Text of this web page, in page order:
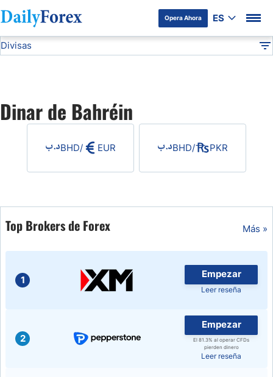
Opera Ahora ES
Divulgación del Anunciante
Divisas
USD/JPY
GBP/USD
USD/CAD
Dinar de Bahréin
BHD/ EUR BHD/ PKR
Top Brokers de Forex Más »
1
Empezar
Leer reseña
2
Empezar
El 81.3% al operar CFDs
pierden dinero
Leer reseña